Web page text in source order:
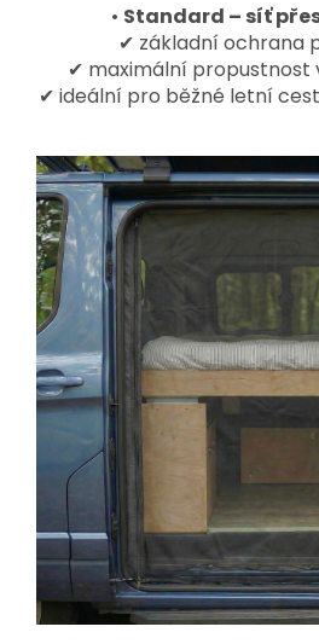
• Standard – síť
✔ základní ochrana
✔ maximální propustnost
✔ ideální pro běžné letní